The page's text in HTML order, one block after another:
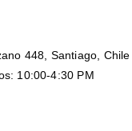
448, Santiago, Chile
10:00-4:30 PM